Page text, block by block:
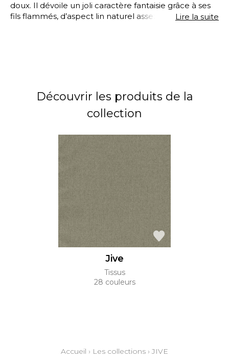
doux. Il dévoile un joli caractère fantaisie grâce à ses
fils flammés, d’aspect lin naturel assez brut, qui
polyester : stabilité au lavage, résistance des couleurs
et légèreté. Destiné à la confection de rideaux,
« JIVE » est décliné en 28 teintes très riches.
Lire la suite
Découvrir les produits de la
collection
Jive
Tissus
28 couleurs
Accueil › Les collections › JIVE